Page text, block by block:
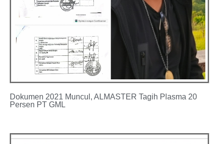
Dokumen 2021 Muncul, ALMASTER Tagih Plasma 20
Persen PT GML